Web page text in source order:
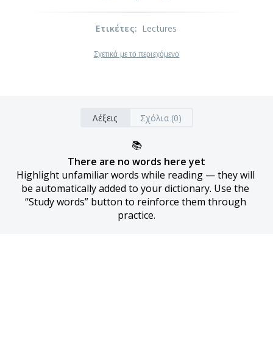
Ετικέτες: Lectures
Σχετικά με το περιεχόμενο
Λέξεις Σχόλια (0)
📚
There are no words here yet
Highlight unfamiliar words while reading — they will
be automatically added to your dictionary. Use the
“Study words” button to reinforce them through
practice.